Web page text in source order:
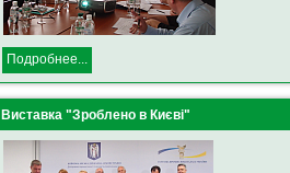
Подробнее...
Виставка "Зроблено в Києві"